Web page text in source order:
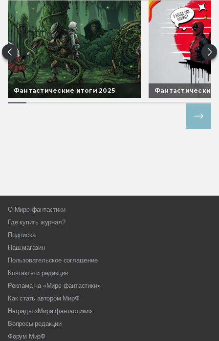
Фантастические итоги 2025 Фантастические
О Мире фантастики
Где купить журнал?
Подписка
Наш магазин
Пользовательское соглашение
Контакты и редакция
Реклама на «Мире фантастики»
Как стать автором МирФ
Награды «Мира фантастики»
Вопросы редакции
Форум МирФ